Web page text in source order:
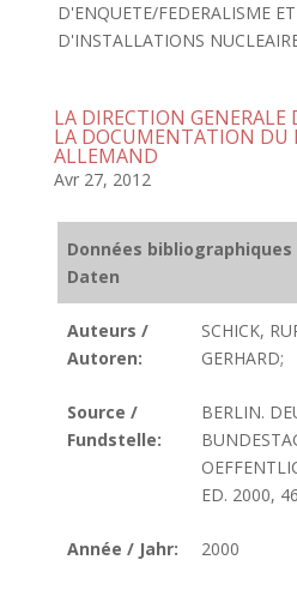
D'ENQUETE/FEDERALISME
D'INSTALLATIONS
LA DIRECTION GENERALE
LA DOCUMENTATION DU
ALLEMAND
Avr 27, 2012
Données
Daten
Auteurs /
Autoren:
SCHICK,
GERHARD;
Source /
Fundstelle:
BERLIN.
ED. 2000,
Année / Jahr: 2000